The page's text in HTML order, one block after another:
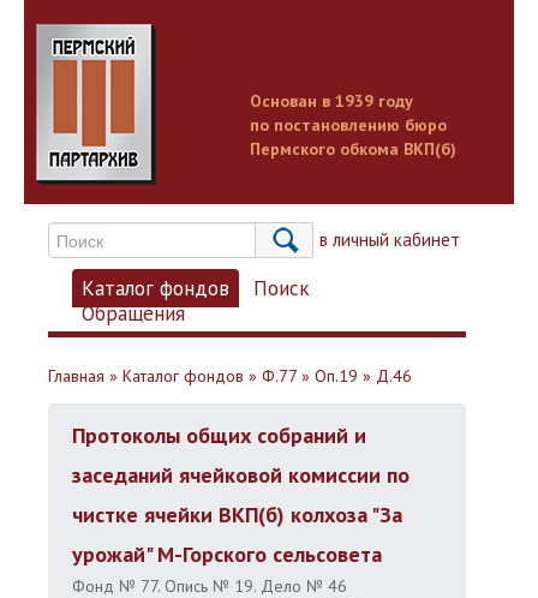
Основан в 1939 году
по постановлению бюро
Пермского обкома ВКП(б)
Вход в личный кабинет
Каталог фондов
Поиск
Обращения
Главная » Каталог фондов » Ф.77 » Оп.19 » Д.46
Протоколы общих собраний и
заседаний ячейковой комиссии по
чистке ячейки ВКП(б) колхоза "За
урожай" M-Горского сельсовета
Фонд № 77. Опись № 19. Дело № 46